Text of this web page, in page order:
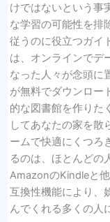
けではないという事
な学習の可能性を排
従うのに役立つガイ
は、オンラインでデ
なった人々が念頭に
が無料でダウンロー
的な図書館を作りた
してあなたの家を散
ームで快適にくつろ
るのは、ほとんどの
AmazonのKindleと他
互換性機能により、
んでくれる多くの人